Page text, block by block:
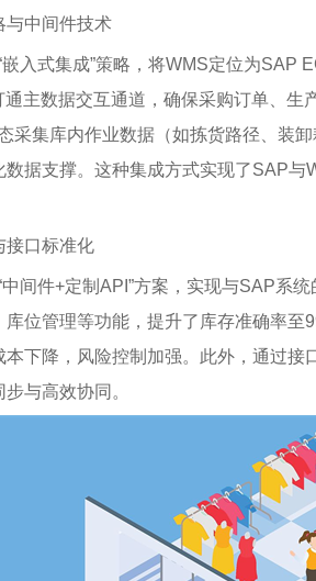
与中间件技术
嵌入式集成”策略，将WMS定位为SAP
主数据交互通道，确保采购订单、生
采集库内作业数据（如拣货路径、装
数据支撑。这种集成方式实现了SAP
接口标准化
间件+定制API”方案，实现与SAP系
位管理等功能，提升了库存准确率至
下降，风险控制加强。此外，通过接
与高效协同。